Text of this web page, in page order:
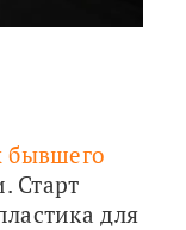
бывшего
Старт
для